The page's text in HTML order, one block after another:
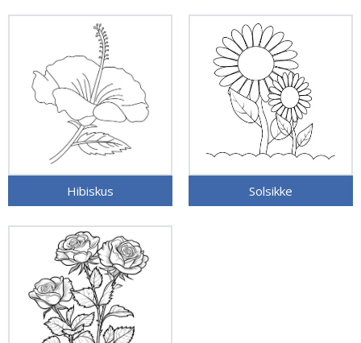
Hibiskus Solsikke